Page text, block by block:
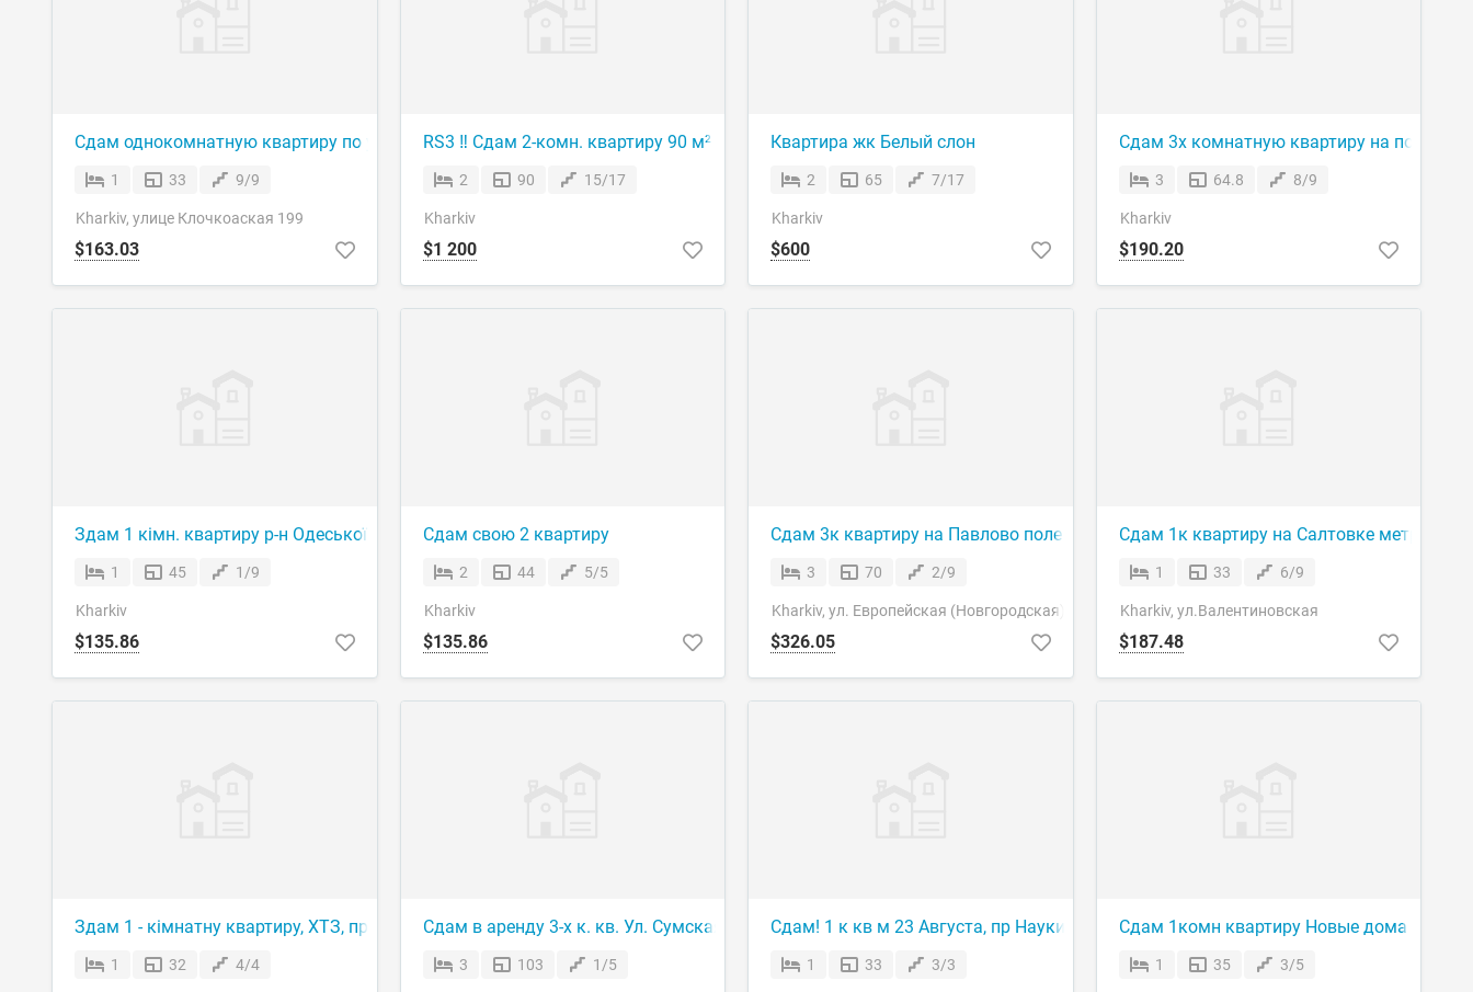
Сдам однокомнатную квартиру по улице Клочкоаская 199 В
1 33 9/9
Kharkiv, улице Клочкоаская 199
$163.03
RS3 ‼️ Сдам 2-комн. квартиру 90 м² в ЖК Ключ, м. Ботанический Сад, 15/17 этаж ‼️
2 90 15/17
Kharkiv
$1 200
Квартира жк Белый слон
2 65 7/17
Kharkiv
$600
Сдам 3х комнатную квартиру на
3 64.8 8/9
Kharkiv
$190.20
Здам 1 кімн. квартиру р-н Одеської ,к-р Салют
1 45 1/9
Kharkiv
$135.86
Сдам свою 2 квартиру
2 44 5/5
Kharkiv
$135.86
Сдам 3к квартиру на Павлово поле
3 70 2/9
Kharkiv, ул. Европейская (Новгородская).2
$326.05
Сдам 1к квартиру на Салтовке метро
1 33 6/9
Kharkiv, ул.Валентиновская
$187.48
Здам 1 - кімнатну квартиру, ХТЗ, пр. Олександрівський, 126, 4 поверх, 7000 без комунальних (тільки
1 32 4/4
Сдам в аренду 3-х к. кв. Ул. Сумская, 77\79 ! Сумской рынок! ЦЕНТР
3 103 1/5
Сдам! 1 к кв м 23 Августа, пр Науки 41/43
1 33 3/3
Сдам 1комн квартиру Новые дома
1 35 3/5